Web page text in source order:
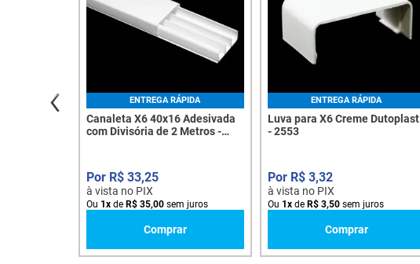
ENTREGA RÁPIDA
Canaleta X6 40x16 Adesivada
com Divisória de 2 Metros -
R$ 33,25
à vista no PIX
Ou 1x de R$ 35,00 sem juros
Comprar
ENTREGA RÁPIDA
Luva para X6 Creme Dutoplast
- 2553
R$ 3,32
à vista no PIX
Ou 1xde R$ 3,50sem juros
Comprar